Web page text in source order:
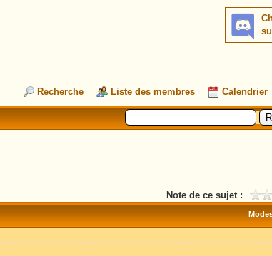
Recherche Liste des membres Calendrier
Note de ce sujet :